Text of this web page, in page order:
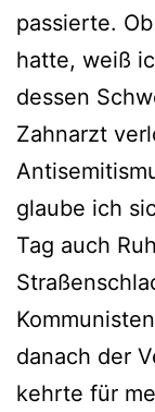
passierte.
hatte, weiß
dessen
Zahnarzt
glaube ich
Tag auch
danach der
kehrte für